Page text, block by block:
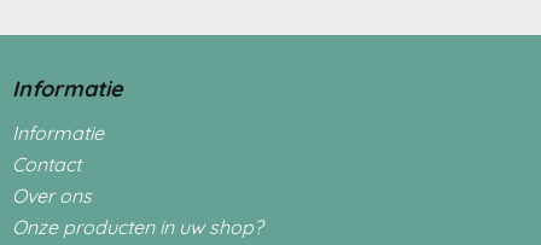
Informatie
Informatie
Contact
Over ons
Onze producten in uw shop?